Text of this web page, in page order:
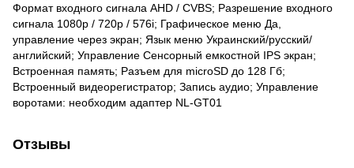
Формат входного сигнала AHD / CVBS; Разрешение входного
сигнала 1080p / 720p / 576i; Графическое меню Да,
управление через экран; Язык меню Украинский/русский/
английский; Управление Сенсорный емкостной IPS экран;
Встроенная память; Разъем для microSD до 128 Гб;
Встроенный видеорегистратор; Запись аудио; Управление
воротами: необходим адаптер NL-GT01
Отзывы